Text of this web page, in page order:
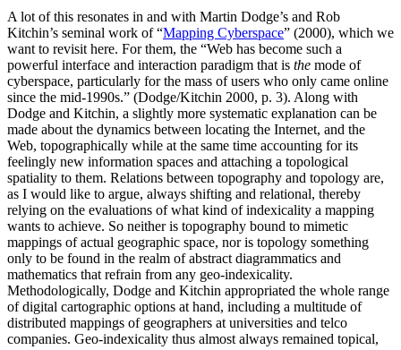
A lot of this resonates in and with Martin Dodge’s and Rob
Kitchin’s seminal work of “Mapping Cyberspace” (2000), which we
want to revisit here. For them, the “Web has become such a
powerful interface and interaction paradigm that is the mode of
cyberspace, particularly for the mass of users who only came online
since the mid-1990s.” (Dodge/Kitchin 2000, p. 3). Along with
Dodge and Kitchin, a slightly more systematic explanation can be
made about the dynamics between locating the Internet, and the
Web, topographically while at the same time accounting for its
feelingly new information spaces and attaching a topological
spatiality to them. Relations between topography and topology are,
as I would like to argue, always shifting and relational, thereby
relying on the evaluations of what kind of indexicality a mapping
wants to achieve. So neither is topography bound to mimetic
mappings of actual geographic space, nor is topology something
only to be found in the realm of abstract diagrammatics and
mathematics that refrain from any geo-indexicality.
Methodologically, Dodge and Kitchin appropriated the whole range
of digital cartographic options at hand, including a multitude of
distributed mappings of geographers at universities and telco
companies. Geo-indexicality thus almost always remained topical,